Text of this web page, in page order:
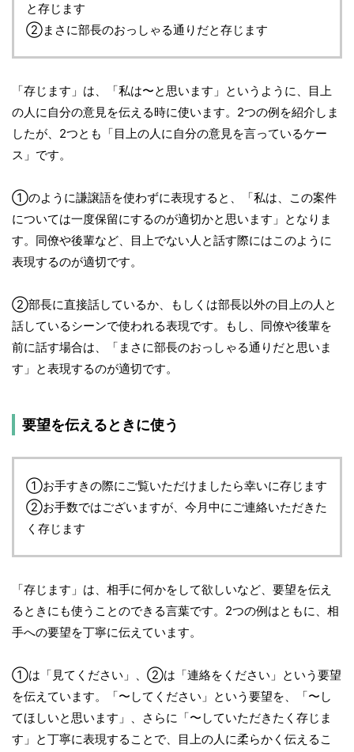
と存じます
②まさに部長のおっしゃる通りだと存じます
「存じます」は、「私は〜と思います」というように、目上
の人に自分の意見を伝える時に使います。2つの例を紹介しま
したが、2つとも「目上の人に自分の意見を言っているケー
ス」です。
①のように謙譲語を使わずに表現すると、「私は、この案件
については一度保留にするのが適切かと思います」となりま
す。同僚や後輩など、目上でない人と話す際にはこのように
表現するのが適切です。
②部長に直接話しているか、もしくは部長以外の目上の人と
話しているシーンで使われる表現です。もし、同僚や後輩を
前に話す場合は、「まさに部長のおっしゃる通りだと思いま
す」と表現するのが適切です。
要望を伝えるときに使う
①お手すきの際にご覧いただけましたら幸いに存じます
②お手数ではございますが、今月中にご連絡いただきた
く存じます
「存じます」は、相手に何かをして欲しいなど、要望を伝え
るときにも使うことのできる言葉です。2つの例はともに、相
手への要望を丁寧に伝えています。
①は「見てください」、②は「連絡をください」という要望
を伝えています。「〜してください」という要望を、「〜し
てほしいと思います」、さらに「〜していただきたく存じま
す」と丁寧に表現することで、目上の人に柔らかく伝えるこ